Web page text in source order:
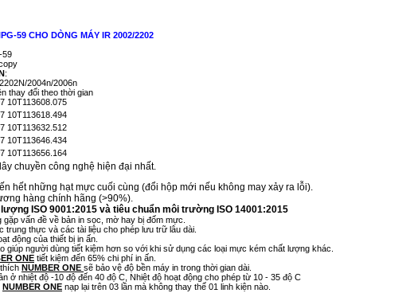
59 CHO DÒNG MÁY IR 2002/2202
59
:
2004n/2006n
thay đổi theo thời gian
chuyền công nghệ hiện đại nhất.
hết những hạt mực cuối cùng (đổi hộp mới nếu không may xảy ra lỗi).
hàng chính hãng (>90%).
ISO 9001:2015 và tiêu chuẩn môi trường ISO 14001:2015
gặp vấn đề về bản in sọc, mờ hay bị đốm mực.
trung thực và các tài liệu cho phép lưu trữ lâu dài.
động của thiết bị in ấn.
giúp người dùng tiết kiệm hơn so với khi sử dụng các loại mực kém chất lượng khác.
ONE tiết kiệm đến 65% chi phí in ấn.
NUMBER ONE sẽ bảo vệ độ bền máy in trong thời gian dài.
ở nhiệt độ -10 độ đến 40 độ C, Nhiệt độ hoạt động cho phép từ 10 - 35 độ C
NUMBER ONE nạp lại trên 03 lần mà không thay thế 01 linh kiện nào.